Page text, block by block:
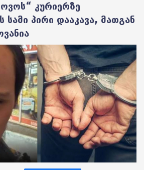
კურიერზე
სამი პირი დააკავა, მათგან